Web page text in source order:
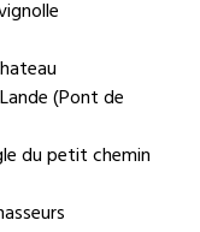
(Pont de
du petit chemin